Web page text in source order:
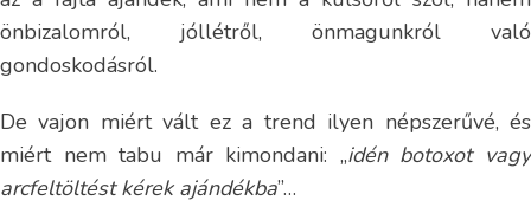
önbizalomról, jóllétről, önmagunkról való
gondoskodásról.
De vajon miért vált ez a trend ilyen népszerűvé, és
miért nem tabu már kimondani: „idén botoxot vagy
arcfeltöltést kérek ajándékba”…